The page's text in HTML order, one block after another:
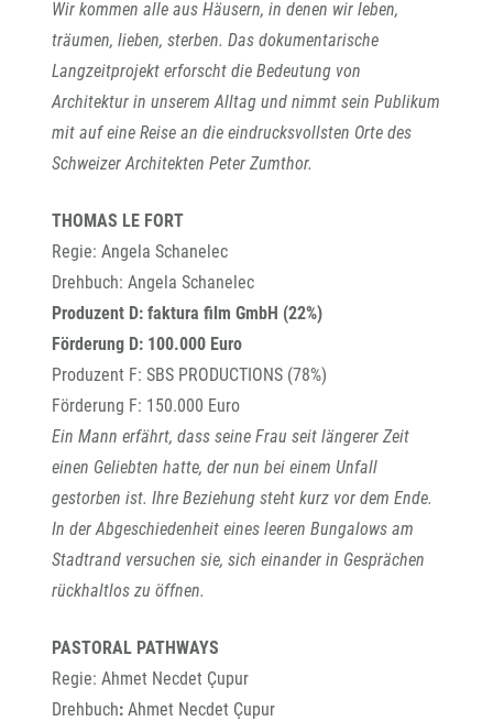
Wir kommen alle aus Häusern, in denen wir leben,
träumen, lieben, sterben. Das dokumentarische
Langzeitprojekt erforscht die Bedeutung von
Architektur in unserem Alltag und nimmt sein Publikum
mit auf eine Reise an die eindrucksvollsten Orte des
Schweizer Architekten Peter Zumthor.
THOMAS LE FORT
Regie: Angela Schanelec
Drehbuch: Angela Schanelec
Produzent D: faktura film GmbH (22%)
Förderung D: 100.000 Euro
Produzent F: SBS PRODUCTIONS (78%)
Förderung F: 150.000 Euro
Ein Mann erfährt, dass seine Frau seit längerer Zeit
einen Geliebten hatte, der nun bei einem Unfall
gestorben ist. Ihre Beziehung steht kurz vor dem Ende.
In der Abgeschiedenheit eines leeren Bungalows am
Stadtrand versuchen sie, sich einander in Gesprächen
rückhaltlos zu öffnen.
PASTORAL PATHWAYS
Regie: Ahmet Necdet Çupur
Drehbuch: Ahmet Necdet Çupur